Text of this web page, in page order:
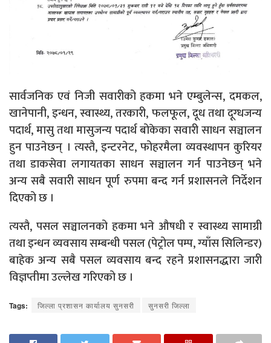
सार्वजनिक एवं निजी सवारीको हकमा भने एम्बुलेन्स, दमकल,
खानेपानी, इन्धन, स्वास्थ्य, तरकारी, फलफूल, दूध तथा दूग्धजन्य
पदार्थ, मासु तथा मासुजन्य पदार्थ बोकेका सवारी साधन सञ्चालन
हुन पाउनेछन् । त्यस्तै, इन्टरनेट, फोहरमैला व्यवस्थापन कुरियर
तथा डाकसेवा लगायतका साधन सञ्चालन गर्न पाउनेछन् भने
अन्य सबै सवारी साधन पूर्ण रुपमा बन्द गर्न प्रशासनले निर्देशन
दिएको छ ।
त्यस्तै, पसल सञ्चालनको हकमा भने औषधी र स्वास्थ्य सामाग्री
तथा इन्धन व्यवसाय सम्बन्धी पसल (पेट्रोल पम्प, ग्याँस सिलिन्डर)
बाहेक अन्य सबै पसल व्यवसाय बन्द रहने प्रशासनद्धारा जारी
विज्ञप्तीमा उल्लेख गरिएको छ ।
Tags: जिल्ला प्रशासन कार्यालय सुनसरी सुनसरी जिल्ला